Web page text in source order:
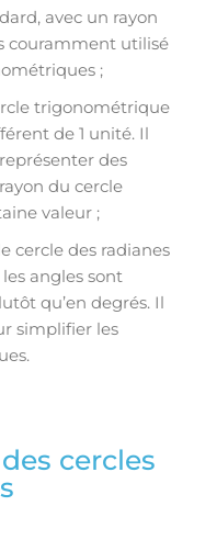
avec un rayon
couramment utilisé
;
trigonométrique
de 1 unité. Il
des
du cercle
valeur ;
cercle des radianes
angles sont
qu’en degrés. Il
simplifier les
cercles